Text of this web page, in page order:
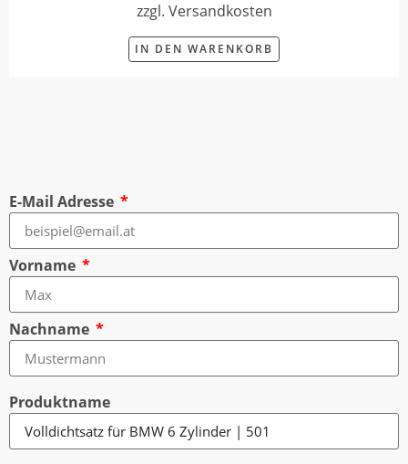
zzgl. Versandkosten
IN DEN WARENKORB
E-Mail Adresse
Vorname
Nachname
Produktname